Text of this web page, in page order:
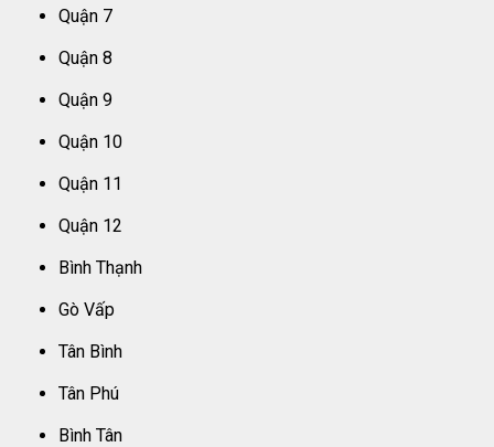
Quận 7
Quận 8
Quận 9
Quận 10
Quận 11
Quận 12
Bình Thạnh
Gò Vấp
Tân Bình
Tân Phú
Bình Tân